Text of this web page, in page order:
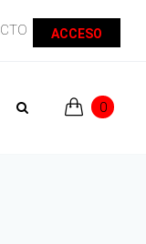
ACCESO
0